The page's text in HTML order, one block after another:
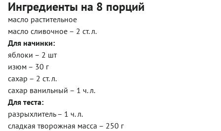
Ингредиенты на 8 порций
масло растительное
масло сливочное – 2 ст. л.
Для начинки:
яблоки – 2 шт
изюм – 30 г
сахар – 2 ст. л.
сахар ванильный – 1 ч. л.
Для теста:
разрыхлитель – 1 ч. л.
сладкая творожная масса – 250 г